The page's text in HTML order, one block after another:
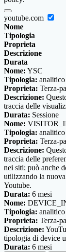
youtube.com
Nome
Tipologia
Proprieta
Descrizione
Durata
Nome: YSC
Tipologia: analitico
Proprieta: Terza-
Descrizione:
traccia delle
Durata: Sessione
Nome:
Tipologia: analitico
Proprieta: Terza-
Descrizione:
traccia delle
nei siti; può anche
utilizzando la
Youtube.
Durata: 6 mesi
Nome:
Tipologia: analitico
Proprieta: Terza-
Descrizione:
tipologia di device
Durata: 6 mesi